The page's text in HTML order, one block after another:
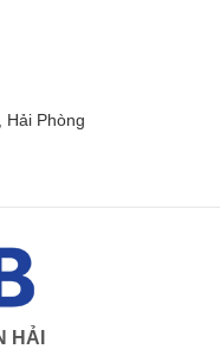
Hải Phòng
HẢI